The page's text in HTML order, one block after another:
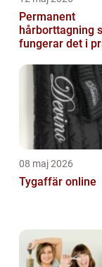
Permanent
hårborttagning så
fungerar det i
08 maj 2026
Tygaffär online